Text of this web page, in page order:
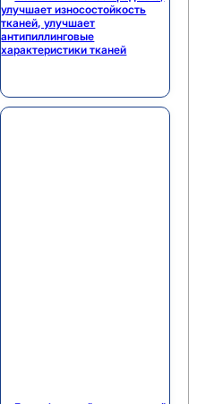
улучшает износостойкость
тканей, улучшает
антипиллинговые
характеристики тканей